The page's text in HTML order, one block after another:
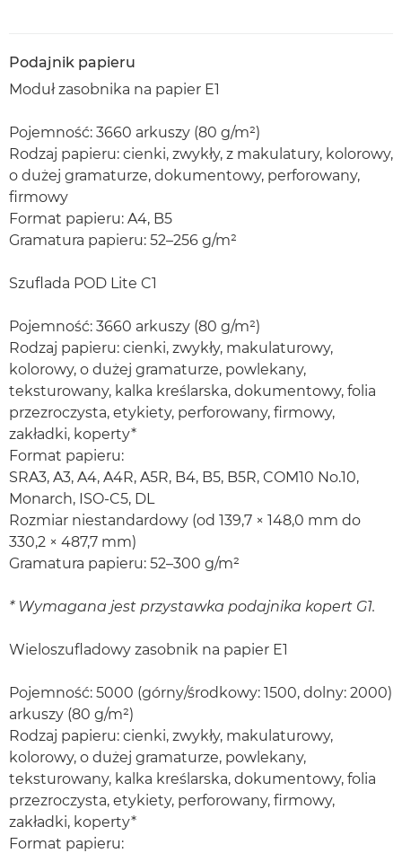
Podajnik papieru
Moduł zasobnika na papier E1
Pojemność: 3660 arkuszy (80 g/m²)
Rodzaj papieru: cienki, zwykły, z makulatury, kolorowy,
o dużej gramaturze, dokumentowy, perforowany,
firmowy
Format papieru: A4, B5
Gramatura papieru: 52–256 g/m²
Szuflada POD Lite C1
Pojemność: 3660 arkuszy (80 g/m²)
Rodzaj papieru: cienki, zwykły, makulaturowy,
kolorowy, o dużej gramaturze, powlekany,
teksturowany, kalka kreślarska, dokumentowy, folia
przezroczysta, etykiety, perforowany, firmowy,
zakładki, koperty*
Format papieru:
SRA3, A3, A4, A4R, A5R, B4, B5, B5R, COM10 No.10,
Monarch, ISO-C5, DL
Rozmiar niestandardowy (od 139,7 × 148,0 mm do
330,2 × 487,7 mm)
Gramatura papieru: 52–300 g/m²
* Wymagana jest przystawka podajnika kopert G1.
Wieloszufladowy zasobnik na papier E1
Pojemność: 5000 (górny/środkowy: 1500, dolny: 2000)
arkuszy (80 g/m²)
Rodzaj papieru: cienki, zwykły, makulaturowy,
kolorowy, o dużej gramaturze, powlekany,
teksturowany, kalka kreślarska, dokumentowy, folia
przezroczysta, etykiety, perforowany, firmowy,
zakładki, koperty*
Format papieru: